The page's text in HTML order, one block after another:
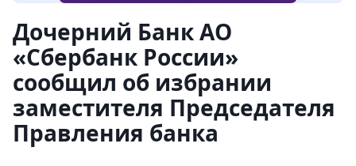
Дочерний Банк АО
«Сбербанк России»
сообщил об избрании
заместителя Председателя
Правления банка